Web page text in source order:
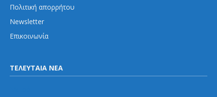
Πολιτική απορρήτου
Newsletter
Επικοινωνία
ΤΕΛΕΥΤΑΙΑ ΝΕΑ